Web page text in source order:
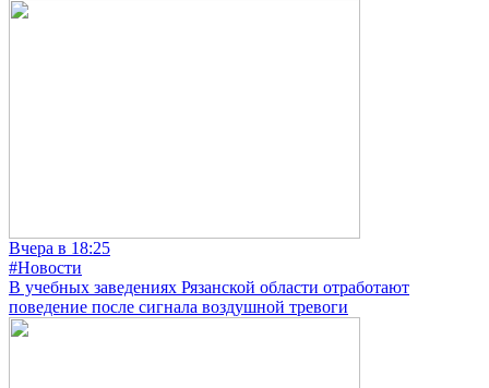
Вчера в 18:25
#Новости
В учебных заведениях Рязанской области отработают
поведение после сигнала воздушной тревоги